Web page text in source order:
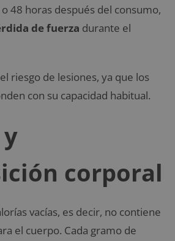
48 horas después del consumo,
de fuerza durante el
riesgo de lesiones, ya que los
con su capacidad habitual.
corporal
vacías, es decir, no contiene
el cuerpo. Cada gramo de